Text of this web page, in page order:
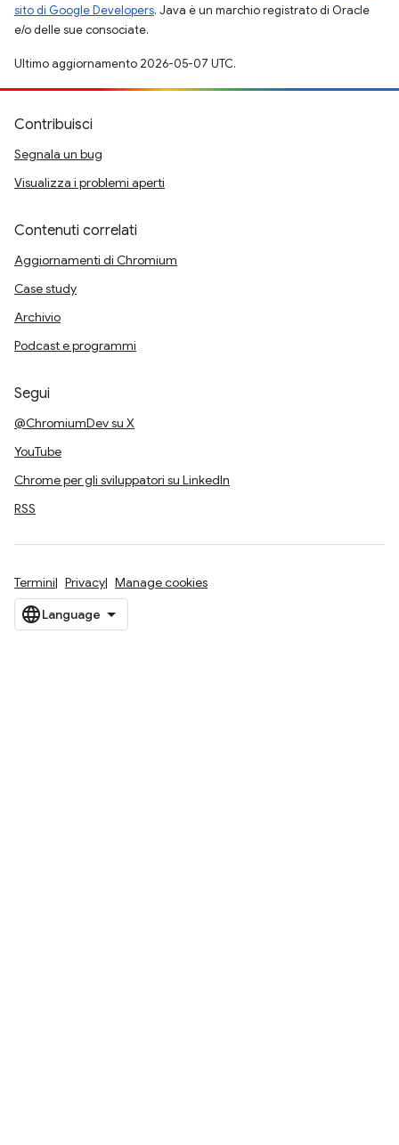
sito di Google Developers. Java è un marchio registrato di Oracle
e/o delle sue consociate.
Ultimo aggiornamento 2026-05-07 UTC.
Contribuisci
Segnala un bug
Visualizza i problemi aperti
Contenuti correlati
Aggiornamenti di Chromium
Case study
Archivio
Podcast e programmi
Segui
@ChromiumDev su X
YouTube
Chrome per gli sviluppatori su LinkedIn
RSS
Termini Privacy Manage cookies